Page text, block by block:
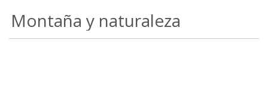
Montaña y naturaleza